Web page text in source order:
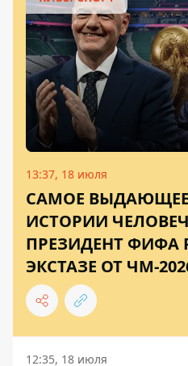
13:37, 18 июля
САМОЕ
ИСТОРИИ
ПРЕЗИДЕНТ ФИФА
ЭКСТАЗЕ ОТ ЧМ-
12:35, 18 июля